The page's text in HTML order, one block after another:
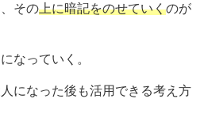
その上に暗記をのせていくのが
なっていく。
になった後も活用できる考え方